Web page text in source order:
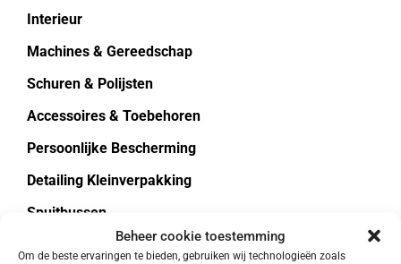
Beheer cookie toestemming
Om de beste ervaringen te bieden, gebruiken wij technologieën zoals
Interieur
Machines & Gereedschap
Schuren & Polijsten
Accessoires & Toebehoren
Persoonlijke Bescherming
Detailing Kleinverpakking
Spuitbussen